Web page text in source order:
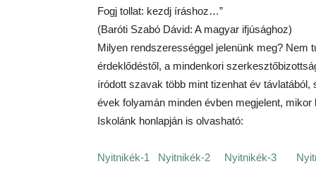
Fogj tollat: kezdj íráshoz…”
(Baróti Szabó Dávid: A magyar ifjúsághoz)
Milyen rendszerességgel jelenünk meg? Nem
érdeklődéstől, a mindenkori
íródott szavak több mint tizenhat év
évek folyamán minden évben megjelent,
Iskolánk honlapján is olvasható:
Nyitnikék-1 Nyitnikék-2 Nyitnikék-3